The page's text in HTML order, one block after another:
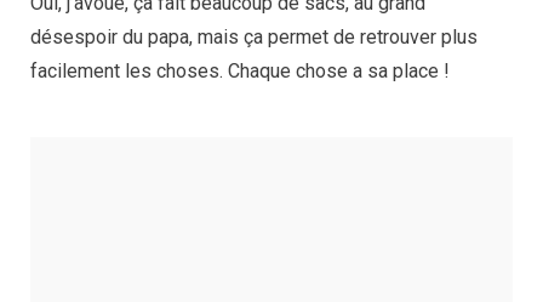
désespoir du papa, mais ça permet de retrouver plus
facilement les choses. Chaque chose a sa place !